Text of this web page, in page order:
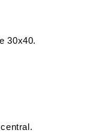
30x40.